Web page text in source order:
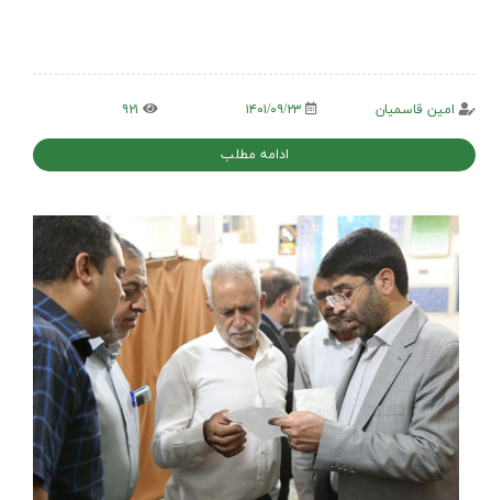
امین قاسمیان ۱۴۰۱/۰۹/۲۳ ۹۲۱
ادامه مطلب